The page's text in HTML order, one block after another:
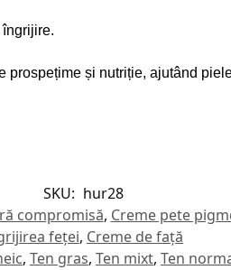
și nutriție, ajutând
SKU: hur28
compromisă, Creme pete
feței, Creme de față
, Ten gras, Ten mixt, Ten